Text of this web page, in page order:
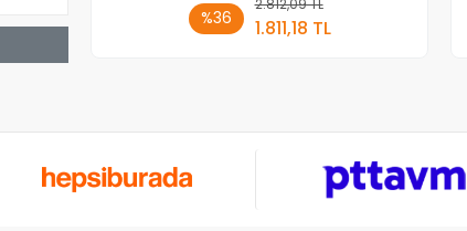
%36
2.812,09 TL
1.811,18 TL
Stokta Yok